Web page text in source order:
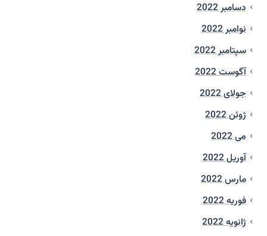
دسامبر 2022
نوامبر 2022
سپتامبر 2022
آگوست 2022
جولای 2022
ژوئن 2022
می 2022
آوریل 2022
مارس 2022
فوریه 2022
ژانویه 2022